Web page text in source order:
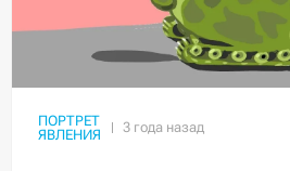
ПОРТРЕТ
ЯВЛЕНИЯ